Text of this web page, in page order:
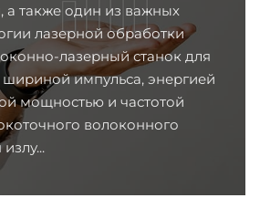
а также один из важных
лазерной обработки
лазерный станок для
шириной импульса, энергией
мощностью и частотой
волоконного